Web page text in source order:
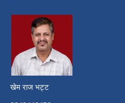
खेम राज भट्ट